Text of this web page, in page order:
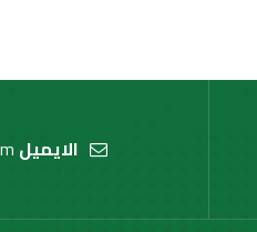
الايميل